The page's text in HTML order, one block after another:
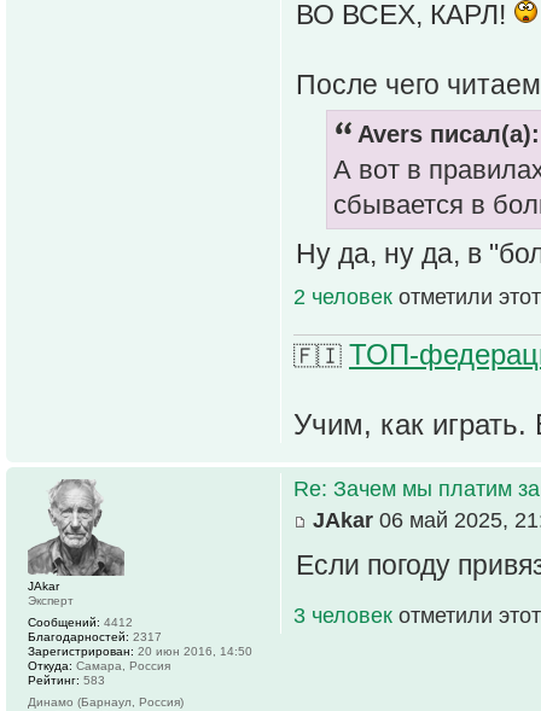
ВО ВСЕХ, КАРЛ!
После чего
Avers писал(а):
А вот в
сбывается в
Ну да, ну да, в
2 человек отметили
🇫🇮 ТОП-
Учим, как играть.
Re: Зачем мы платим
JAkar 06 май 2025,
Если погоду
3 человек отметили
JAkar
Эксперт
Сообщений: 4412
Благодарностей: 2317
Зарегистрирован: 20 июн 2016, 14:50
Откуда: Самара, Россия
Рейтинг: 583
Динамо (Барнаул, Россия)